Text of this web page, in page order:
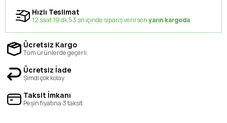
Hızlı Teslimat
12 saat 19 dk 53 sn içinde sipariş verirsenyarın kargoda
Ücretsiz Kargo
Tüm ürünlerde geçerli.
Ücretsiz İade
Şimdi çok kolay.
Taksit İmkanı
Peşin fiyatına 3 taksit.